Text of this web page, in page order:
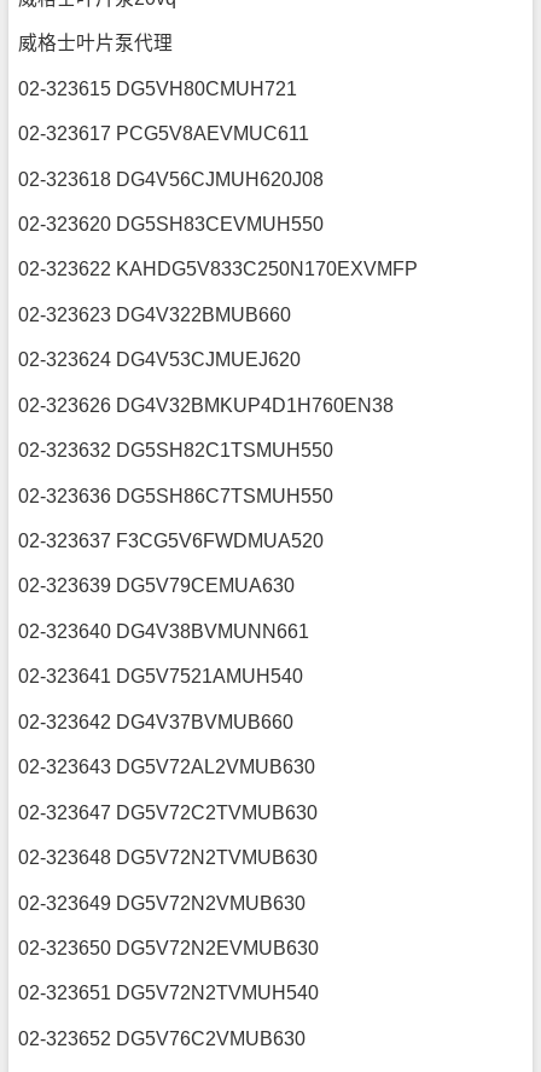
威格士叶片泵代理
02-323615 DG5VH80CMUH721
02-323617 PCG5V8AEVMUC611
02-323618 DG4V56CJMUH620J08
02-323620 DG5SH83CEVMUH550
02-323622 KAHDG5V833C250N170EXVMFP
02-323623 DG4V322BMUB660
02-323624 DG4V53CJMUEJ620
02-323626 DG4V32BMKUP4D1H760EN38
02-323632 DG5SH82C1TSMUH550
02-323636 DG5SH86C7TSMUH550
02-323637 F3CG5V6FWDMUA520
02-323639 DG5V79CEMUA630
02-323640 DG4V38BVMUNN661
02-323641 DG5V7521AMUH540
02-323642 DG4V37BVMUB660
02-323643 DG5V72AL2VMUB630
02-323647 DG5V72C2TVMUB630
02-323648 DG5V72N2TVMUB630
02-323649 DG5V72N2VMUB630
02-323650 DG5V72N2EVMUB630
02-323651 DG5V72N2TVMUH540
02-323652 DG5V76C2VMUB630